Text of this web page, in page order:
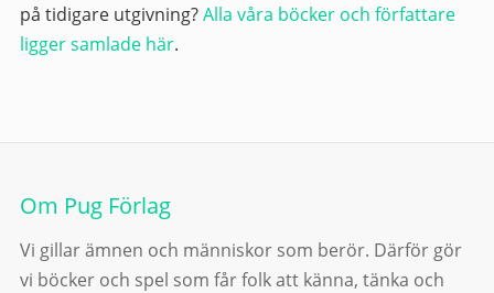
på tidigare utgivning?Alla våra böcker och författare
ligger samlade här.
Om Pug Förlag
Vi gillar ämnen och människor som berör. Därför gör
vi böcker och spel som får folk att känna, tänka och